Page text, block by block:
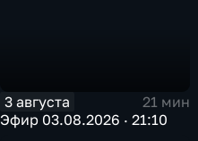
3 августа
21 мин
Эфир 03.08.2026 · 21:10